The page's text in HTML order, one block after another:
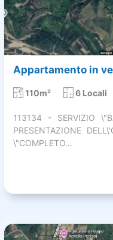
Appartamento in
110m² 6 Locali
113134 - SERVIZIO
PRESENTAZIONE
\"COMPLETO...